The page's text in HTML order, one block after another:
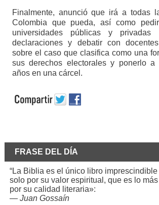
Finalmente, anunció que irá a todas
Colombia que pueda, así como
universidades públicas y
declaraciones y debatir con
sobre el caso que clasifica como una
sus derechos electorales y ponerlo a
años en una cárcel.
FRASE DEL DÍA
“La Biblia es el único libro imprescindible
solo por su valor espiritual, que es lo
por su calidad literaria»:
— Juan Gossaín